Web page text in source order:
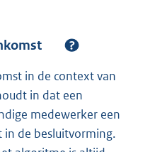
in de context van
in dat een
medewerker een
in de besluitvorming.